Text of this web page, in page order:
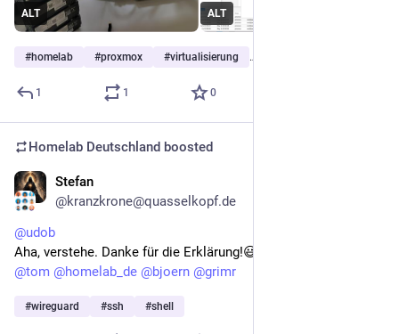
ALT ALT
#homelab #proxmox #virtualisierung …and 1 more
1 1 0
Homelab Deutschland boosted
Stefan
@kranzkrone@quasselkopf.de
@udob
Aha, verstehe. Danke für die Erklärung!😃👍
@tom @homelab_de @bjoern @grimr
#wireguard #ssh #shell